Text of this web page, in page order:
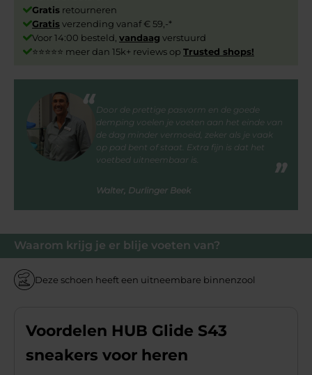
Waarom krijg je er blije voeten van?
Deze schoen heeft een uitneembare binnenzool
Voordelen HUB Glide S43
sneakers voor heren
Gratis retourneren
Gratisverzending vanaf € 59,-*
Voor 14:00 besteld, vandaag verstuurd
⭐⭐⭐⭐⭐ meer dan 15k+ reviews op Trusted shops!
Door de prettige pasvorm en de goede
demping voelen je voeten aan het einde van
de dag minder vermoeid, zeker als je vaak
op pad bent of staat. Extra fijn is dat het
voetbed uitneembaar is.
Walter, Durlinger Beek